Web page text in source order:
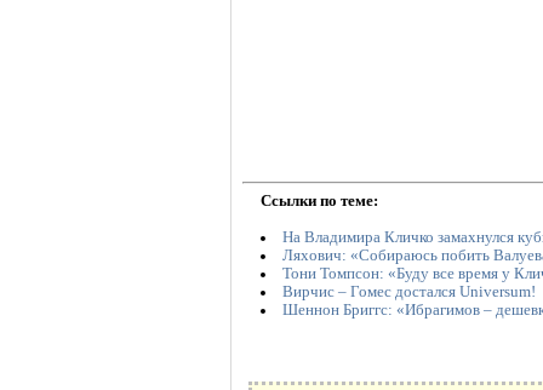
Ссылки по теме:
На Владимира Кличко замахнулся
Ляхович: «Собираюсь побить
Тони Томпсон: «Буду все время у
Вирчис – Гомес достался Universum!
Шеннон Бриггс: «Ибрагимов –